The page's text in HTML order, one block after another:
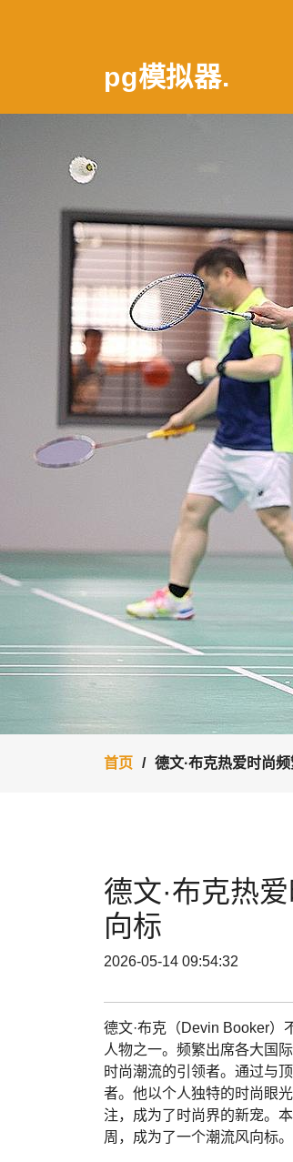
pg模拟器.
首页 德文·布克热爱时尚
德文·布克热
向标
2026-05-14 09:54:32
德文·布克（Devin Booker）
人物之一。频繁出席各大国
时尚潮流的引领者。通过与
者。他以个人独特的时尚眼
注，成为了时尚界的新宠。
周，成为了一个潮流风向标。